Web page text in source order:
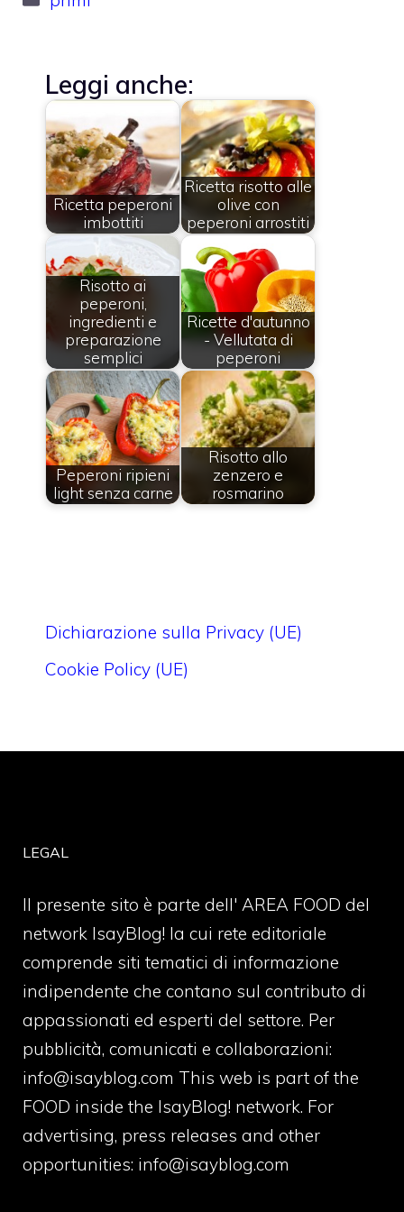
Leggi anche:
Ricetta peperoni
imbottiti
Ricetta risotto alle
olive con
peperoni arrostiti
Risotto ai
peperoni,
ingredienti e
preparazione
semplici
Ricette d'autunno
- Vellutata di
peperoni
Peperoni ripieni
light senza carne
Risotto allo
zenzero e
rosmarino
Dichiarazione sulla Privacy (UE)
Cookie Policy (UE)
LEGAL
Il presente sito è parte dell' AREA FOOD del
network IsayBlog! la cui rete editoriale
comprende siti tematici di informazione
indipendente che contano sul contributo di
appassionati ed esperti del settore. Per
pubblicità, comunicati e collaborazioni:
info@isayblog.com This web is part of the
FOOD inside the IsayBlog! network. For
advertising, press releases and other
opportunities: info@isayblog.com